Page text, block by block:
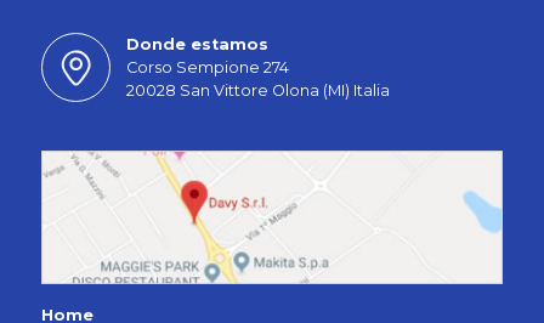
Donde estamos
Corso Sempione 274
20028 San Vittore Olona (MI) Italia
Home